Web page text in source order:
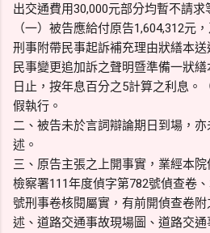
出交通費用30,000元部分均暫不請求
（一）被告應給付原告1,604,312元
刑事附帶民事起訴補充理由狀繕本
民事變更追加訴之聲明暨準備一狀
日止，按年息百分之5計算之利息。
假執行。
二、被告未於言詞辯論期日到場，
述。
三、原告主張之上開事實，業經本
檢察署111年度偵字第782號偵查卷
號刑事卷核閱屬實，有前開偵查卷
述、道路交通事故現場圖、道路交通